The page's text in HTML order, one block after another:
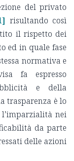
del privato
risultando così
il rispetto dei
ed in quale fase
normativa e
fa espresso
e della
trasparenza è lo
nei
da parte
delle azioni